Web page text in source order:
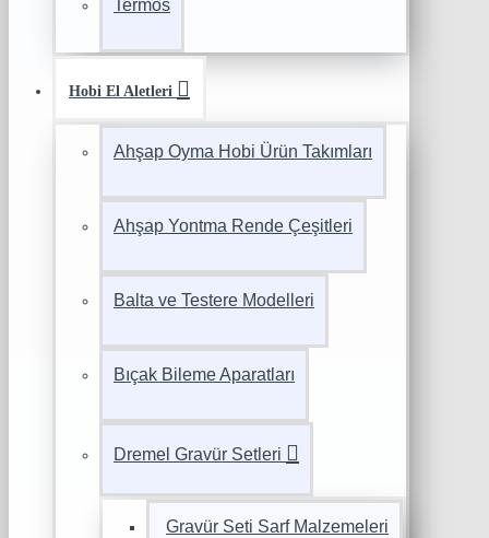
Termos
Hobi El Aletleri
Ahşap Oyma Hobi Ürün Takımları
Ahşap Yontma Rende Çeşitleri
Balta ve Testere Modelleri
Bıçak Bileme Aparatları
Dremel Gravür Setleri
Gravür Seti Sarf Malzemeleri